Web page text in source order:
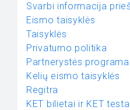
Svarbi informacija
Eismo taisyklės
Taisyklės
Privatumo politika
Partnerystės programa
Kelių eismo taisyklės
Regitra
KET bilietai ir KET